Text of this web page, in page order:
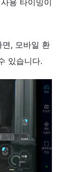
용 타이밍이
, 모바일 환
있습니다.